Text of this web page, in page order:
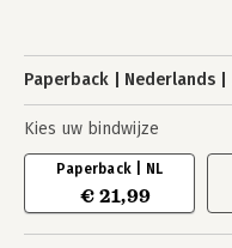
Paperback Nederlands
Kies uw bindwijze
Paperback | NL
€ 21,99